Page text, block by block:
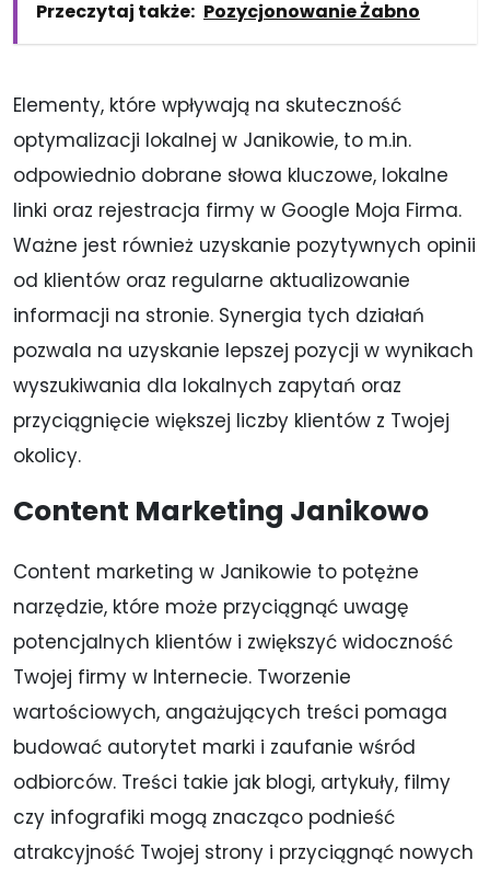
Przeczytaj także: Pozycjonowanie Żabno
Elementy, które wpływają na skuteczność
optymalizacji lokalnej w Janikowie, to m.in.
odpowiednio dobrane słowa kluczowe, lokalne
linki oraz rejestracja firmy w Google Moja Firma.
Ważne jest również uzyskanie pozytywnych opinii
od klientów oraz regularne aktualizowanie
informacji na stronie. Synergia tych działań
pozwala na uzyskanie lepszej pozycji w wynikach
wyszukiwania dla lokalnych zapytań oraz
przyciągnięcie większej liczby klientów z Twojej
okolicy.
Content Marketing Janikowo
Content marketing w Janikowie to potężne
narzędzie, które może przyciągnąć uwagę
potencjalnych klientów i zwiększyć widoczność
Twojej firmy w Internecie. Tworzenie
wartościowych, angażujących treści pomaga
budować autorytet marki i zaufanie wśród
odbiorców. Treści takie jak blogi, artykuły, filmy
czy infografiki mogą znacząco podnieść
atrakcyjność Twojej strony i przyciągnąć nowych